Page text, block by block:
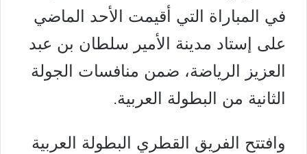
في المباراة التي أقيمت الأحد الماضي
على إستاد مدينة الأمير سلطان بن عبد
العزيز الرياضة، ضمن منافسات الجولة
الثانية من البطولة العربية.
وافتتح الفريق القطري البطولة العربية